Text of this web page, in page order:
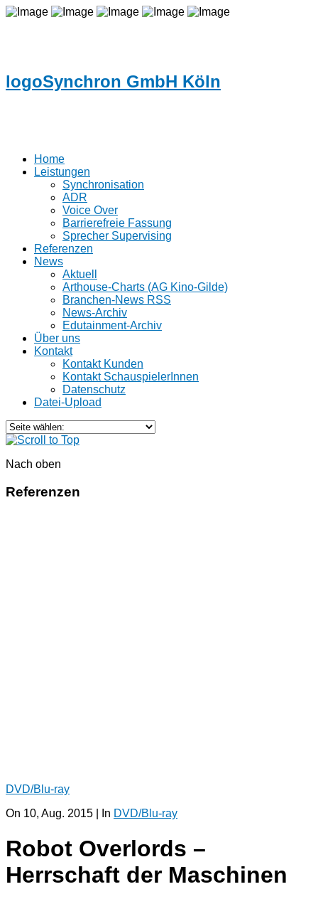
logoSynchron GmbH Köln
Home
Leistungen
Synchronisation
ADR
Voice Over
Barrierefreie Fassung
Sprecher Supervising
Referenzen
News
Aktuell
Arthouse-Charts (AG Kino-Gilde)
Branchen-News RSS
News-Archiv
Edutainment-Archiv
Über uns
Kontakt
Kontakt Kunden
Kontakt SchauspielerInnen
Datenschutz
Datei-Upload
Nach oben
Referenzen
DVD/Blu-ray
On 10, Aug. 2015 | In DVD/Blu-ray
Robot Overlords –
Herrschaft der Maschinen